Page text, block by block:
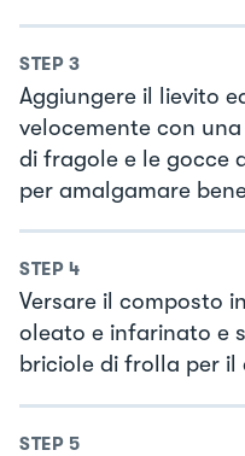
STEP 3
Aggiungere il lievito
velocemente con
di fragole e le gocce
per amalgamare
STEP 4
Versare il composto
oleato e infarinato e
briciole di frolla per il
STEP 5